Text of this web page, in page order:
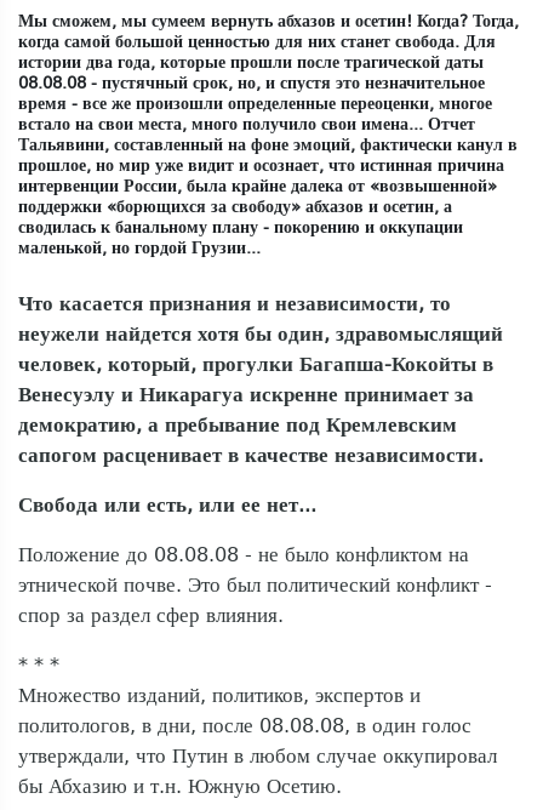
Мы сможем, мы сумеем вернуть абхазов и осетин! Когда? Тогда,
когда самой большой ценностью для них станет свобода. Для
истории два года, которые прошли после трагической даты
08.08.08 - пустячный срок, но, и спустя это незначительное
время - все же произошли определенные переоценки, многое
встало на свои места, много получило свои имена... Отчет
Тальявини, составленный на фоне эмоций, фактически канул в
прошлое, но мир уже видит и осознает, что истинная причина
интервенции России, была крайне далека от «возвышенной»
поддержки «борющихся за свободу» абхазов и осетин, а
сводилась к банальному плану - покорению и оккупации
маленькой, но гордой Грузии...
Что касается признания и независимости, то
неужели найдется хотя бы один, здравомыслящий
человек, который, прогулки Багапша-Кокойты в
Венесуэлу и Никарагуа искренне принимает за
демократию, а пребывание под Кремлевским
сапогом расценивает в качестве независимости.
Свобода или есть, или ее нет...
Положение до 08.08.08 - не было конфликтом на
этнической почве. Это был политический конфликт -
спор за раздел сфер влияния.
* * *
Множество изданий, политиков, экспертов и
политологов, в дни, после 08.08.08, в один голос
утверждали, что Путин в любом случае оккупировал
бы Абхазию и т.н. Южную Осетию.